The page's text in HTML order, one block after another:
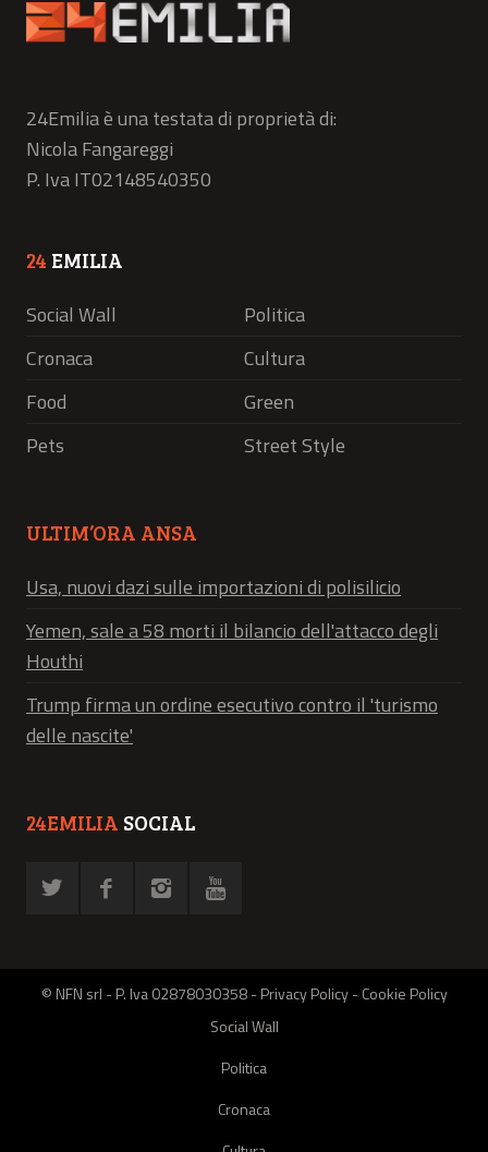
24Emilia è una testata di proprietà di:
Nicola Fangareggi
P. Iva IT02148540350
24 EMILIA
Social Wall
Politica
Cronaca
Cultura
Food
Green
Pets
Street Style
ULTIM’ORA ANSA
Usa, nuovi dazi sulle importazioni di polisilicio
Yemen, sale a 58 morti il bilancio dell'attacco degli
Houthi
Trump firma un ordine esecutivo contro il 'turismo
delle nascite'
24EMILIA SOCIAL
© NFN srl - P. Iva 02878030358 -Privacy Policy-Cookie Policy
Social Wall
Politica
Cronaca